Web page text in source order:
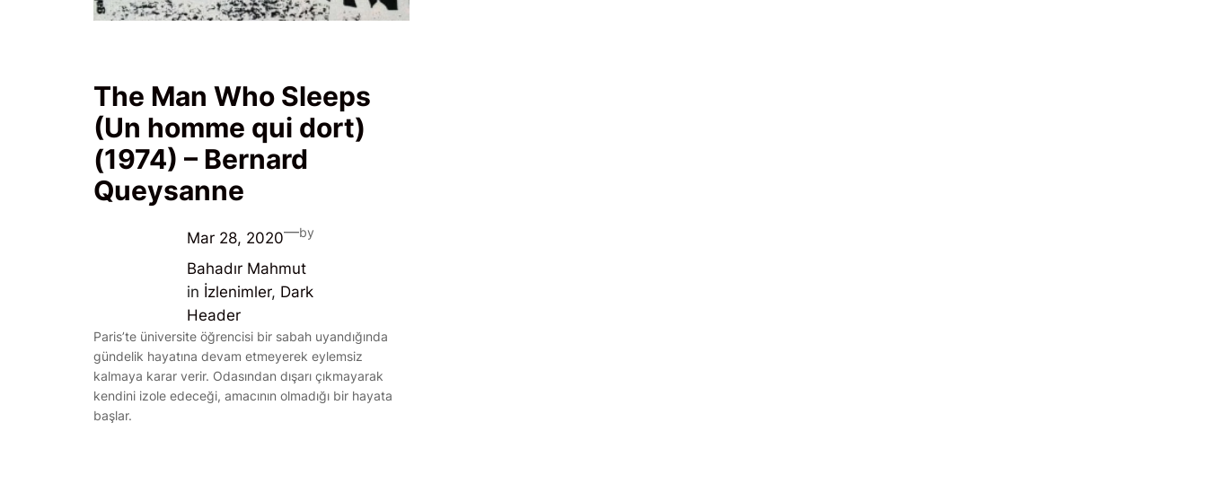
The Man Who Sleeps
(Un homme qui dort)
(1974) – Bernard
Queysanne
Mar 28, 2020—by
Bahadır Mahmut
in İzlenimler, Dark
Header
Paris’te üniversite öğrencisi bir sabah uyandığında
gündelik hayatına devam etmeyerek eylemsiz
kalmaya karar verir. Odasından dışarı çıkmayarak
kendini izole edeceği, amacının olmadığı bir hayata
başlar.